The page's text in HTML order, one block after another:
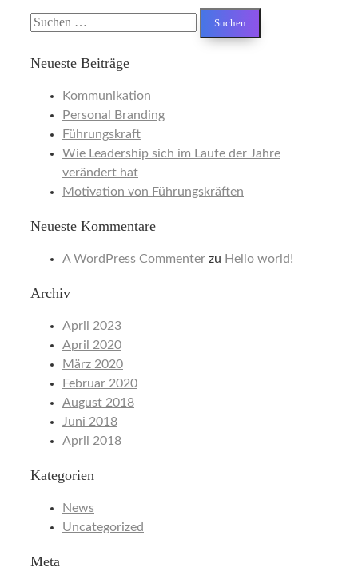
Suchen
nach:
Neueste Beiträge
Kommunikation
Personal Branding
Führungskraft
Wie Leadership sich im Laufe der Jahre
verändert hat
Motivation von Führungskräften
Neueste Kommentare
A WordPress Commenter zu Hello world!
Archiv
April 2023
April 2020
März 2020
Februar 2020
August 2018
Juni 2018
April 2018
Kategorien
News
Uncategorized
Meta